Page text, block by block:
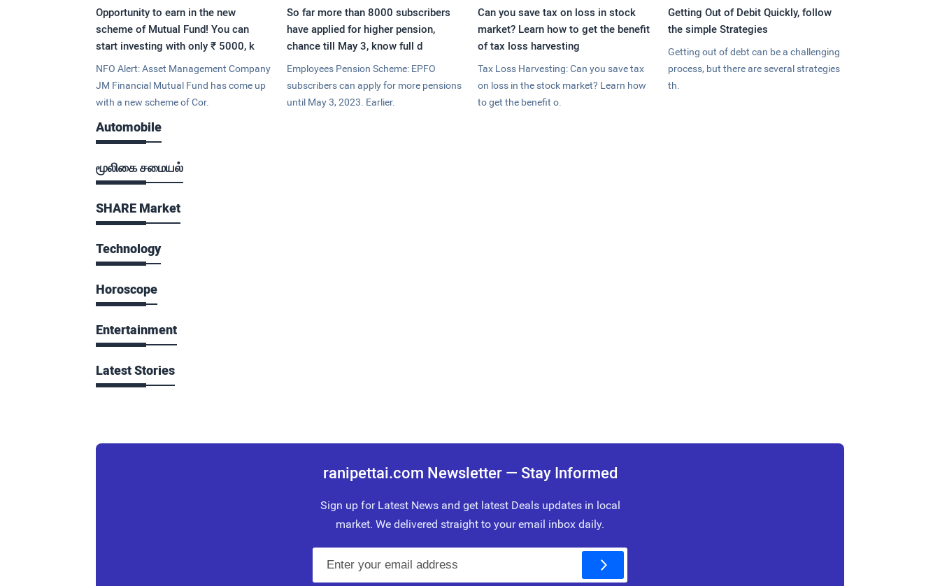
Opportunity to earn in the new
scheme of Mutual Fund! You can
start investing with only ₹ 5000, k
NFO Alert: Asset Management Company
JM Financial Mutual Fund has come up
with a new scheme of Cor.
So far more than 8000 subscribers
have applied for higher pension,
chance till May 3, know full d
Employees Pension Scheme: EPFO
subscribers can apply for more pensions
until May 3, 2023. Earlier.
Can you save tax on loss in stock
market? Learn how to get the benefit
of tax loss harvesting
Tax Loss Harvesting: Can you save tax
on loss in the stock market? Learn how
to get the benefit o.
Getting Out of Debit Quickly, follow
the simple Strategies
Getting out of debt can be a challenging
process, but there are several strategies
th.
Automobile
மூலிகை சமையல்
SHARE Market
Technology
Horoscope
Entertainment
Latest Stories
ranipettai.com Newsletter — Stay Informed
Sign up for Latest News and get latest Deals updates in local
market. We delivered straight to your email inbox daily.